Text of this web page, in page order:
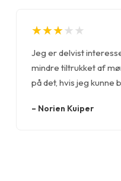
★
★★
★★
★★
★★
★
Jeg er delvist
mindre tiltrukket af
på det, hvis jeg kunne
– Norien Kuiper